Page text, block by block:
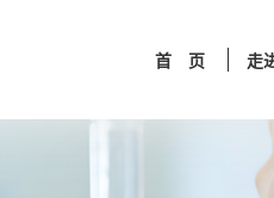
首 页 走